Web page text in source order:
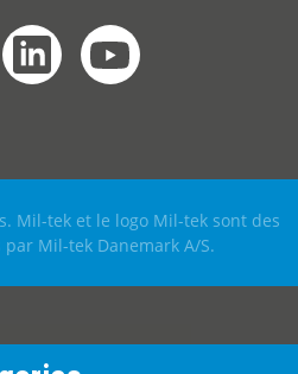
Mil-tek et le logo Mil-tek sont des
Mil-tek Danemark A/S.